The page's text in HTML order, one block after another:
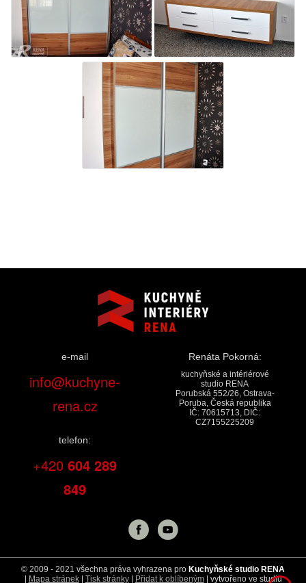
e-mail
info@kuchyne-
rena.cz
Renáta Pokorná:
kuchyňské a intériérové
studio RENA
Porubská 552/26, Ostrava-
Poruba, Česká republika
IČ: 70615713, DIČ:
CZ7155225209
telefon:
+420604 289
849
© 2009 - 2021 všechna práva vyhrazena pro Kuchyňské studio RENA
| Mapa stránek| Tisk stránky| Přidat k oblíbeným| vytvořeno ve studiu